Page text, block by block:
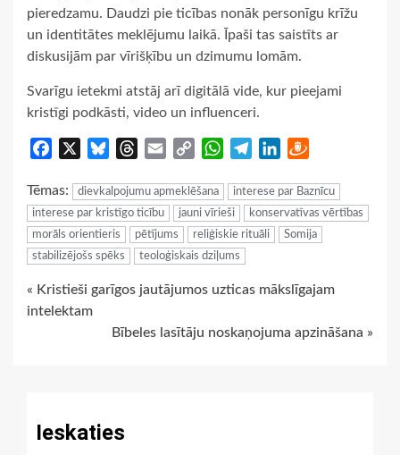
pieredzamu. Daudzi pie ticības nonāk personīgu krīžu
un identitātes meklējumu laikā. Īpaši tas saistīts ar
diskusijām par vīrišķību un dzimumu lomām.
Svarīgu ietekmi atstāj arī digitālā vide, kur pieejami
kristīgi podkāsti, video un influenceri.
Facebook BlueskyThreads
Email
Copy
WhatsApp
TelegramLinkedIn
Tēmas: dievkalpojumu apmeklēšana
interese par Baznīcu
interese par kristīgo ticību
jauni vīrieši
konservatīvas vērtības
morāls orientieris
pētījums reliģiskie rituāli
Somija
stabilizējošs spēks
teoloģiskais dziļums
Continue
Reading
« Kristieši garīgos jautājumos uzticas mākslīgajam
intelektam
Bībeles lasītāju noskaņojuma apzināšana »
Ieskaties